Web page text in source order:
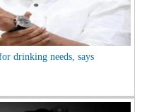
drinking needs, says